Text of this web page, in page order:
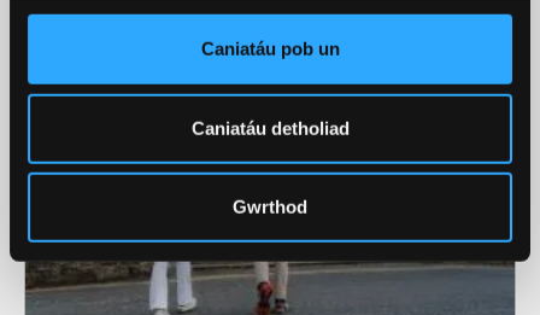
Caniatáu pob un
Caniatáu detholiad
Gwrthod